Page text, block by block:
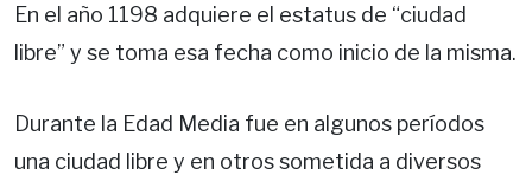
En el año 1198 adquiere el estatus de “ciudad
libre” y se toma esa fecha como inicio de la misma.
Durante la Edad Media fue en algunos períodos
una ciudad libre y en otros sometida a diversos